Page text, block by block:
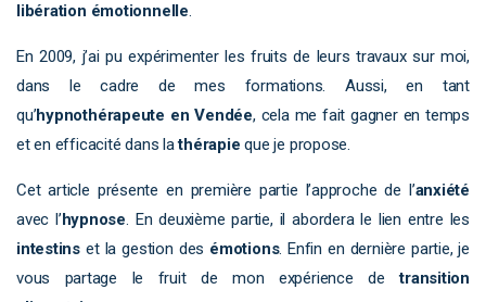
libération émotionnelle.
En 2009, j’ai pu expérimenter les fruits de leurs travaux sur moi,
dans le cadre de mes formations. Aussi, en tant
qu’hypnothérapeute en Vendée, cela me fait gagner en temps
et en efficacité dans lathérapieque je propose.
Cet article présente en première partie l’approche de l’anxiété
avec l’hypnose. En deuxième partie, il abordera le lien entre les
intestinset la gestion des émotions. Enfin en dernière partie, je
vous partage le fruit de mon expérience detransition